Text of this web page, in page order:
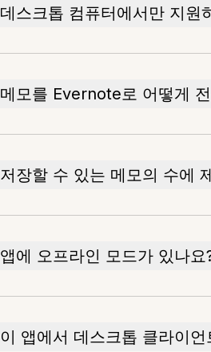
데스크톱 컴퓨터에서만 지원
메모를 Evernote로 어떻게
저장할 수 있는 메모의 수에
앱에 오프라인 모드가 있나요
이 앱에서 데스크톱 클라이